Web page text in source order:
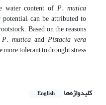
water content ofP. mutica
can be attributed to
Based on the reasons
P. mutica and Pistacia vera
tolerant to drought stress
کلیدواژه‌ها English